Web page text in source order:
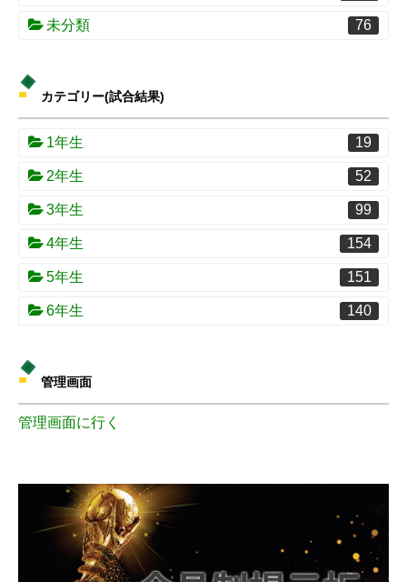
未分類 76
カテゴリー(試合結果)
1年生 19
2年生 52
3年生 99
4年生 154
5年生 151
6年生 140
管理画面
管理画面に行く